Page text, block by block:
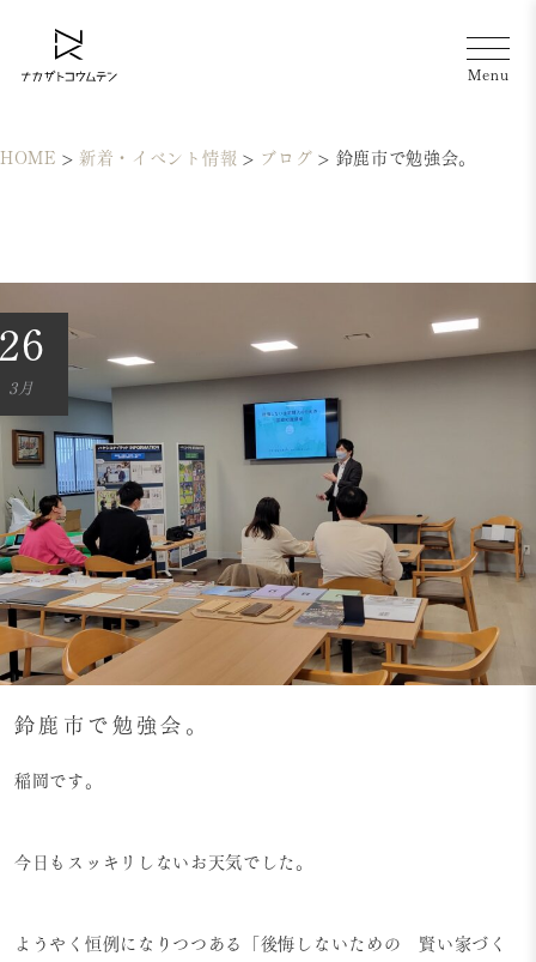
HOME > 新着・イベント情報 > ブログ > 鈴鹿市で勉強会。
3月
鈴鹿市で勉強会。
稲岡です。
今日もスッキリしないお天気でした。
ようやく恒例になりつつある「後悔しないための 賢い家づく